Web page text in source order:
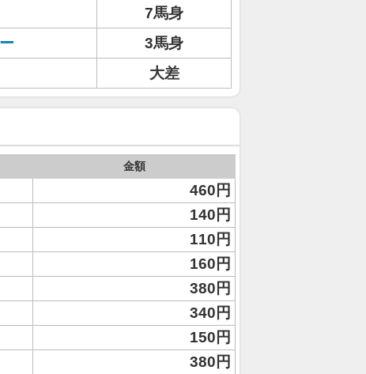
7馬身
3馬身
大差
金額
460円
140円
110円
160円
380円
340円
150円
380円